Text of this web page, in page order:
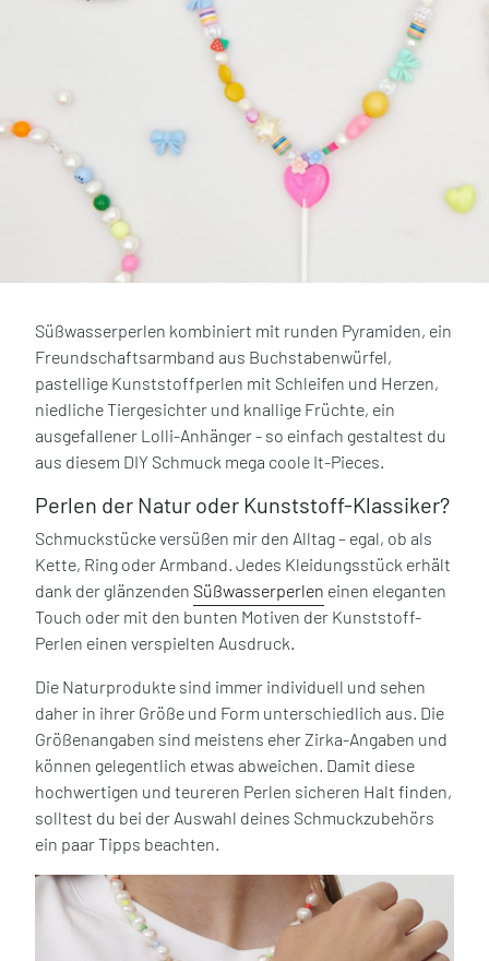
Süßwasserperlen kombiniert mit runden Pyramiden, ein
Freundschaftsarmband aus Buchstabenwürfel,
pastellige Kunststoffperlen mit Schleifen und Herzen,
niedliche Tiergesichter und knallige Früchte, ein
ausgefallener Lolli-Anhänger - so einfach gestaltest du
aus diesem DIY Schmuck mega coole It-Pieces.
Perlen der Natur oder Kunststoff-Klassiker?
Schmuckstücke versüßen mir den Alltag – egal, ob als
Kette, Ring oder Armband. Jedes Kleidungsstück erhält
dank der glänzenden Süßwasserperlen einen eleganten
Touch oder mit den bunten Motiven der Kunststoff-
Perlen einen verspielten Ausdruck.
Die Naturprodukte sind immer individuell und sehen
daher in ihrer Größe und Form unterschiedlich aus. Die
Größenangaben sind meistens eher Zirka-Angaben und
können gelegentlich etwas abweichen. Damit diese
hochwertigen und teureren Perlen sicheren Halt finden,
solltest du bei der Auswahl deines Schmuckzubehörs
ein paar Tipps beachten.